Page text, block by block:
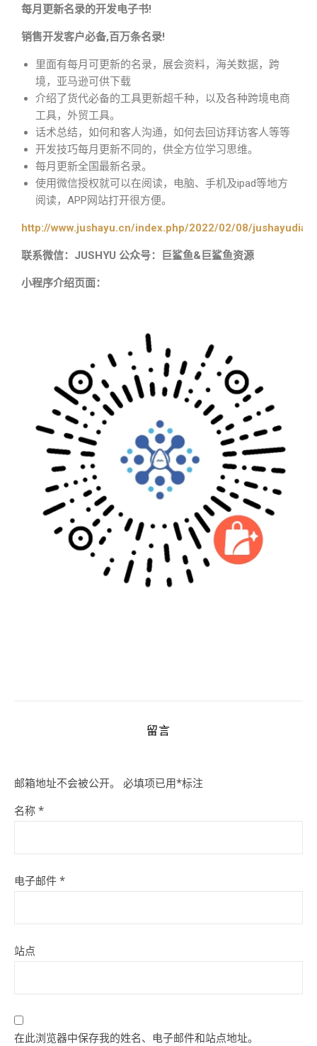
每月更新名录的开发电子书!
销售开发客户必备,百万条名录!
里面有每月可更新的名录，展会资料，海关数据，跨
境，亚马逊可供下载
介绍了货代必备的工具更新超千种，以及各种跨境电商
工具，外贸工具。
话术总结，如何和客人沟通，如何去回访拜访客人等等
开发技巧每月更新不同的，供全方位学习思维。
每月更新全国最新名录。
使用微信授权就可以在阅读，电脑、手机及ipad等地方
阅读，APP网站打开很方便。
http://www.jushayu.cn/index.php/2022/02/08/
联系微信：JUSHYU 公众号：巨鲨鱼&巨鲨鱼资源
小程序介绍页面：
留言
邮箱地址不会被公开。 必填项已用*标注
名称 *
电子邮件 *
站点
在此浏览器中保存我的姓名、电子邮件和站点地址。